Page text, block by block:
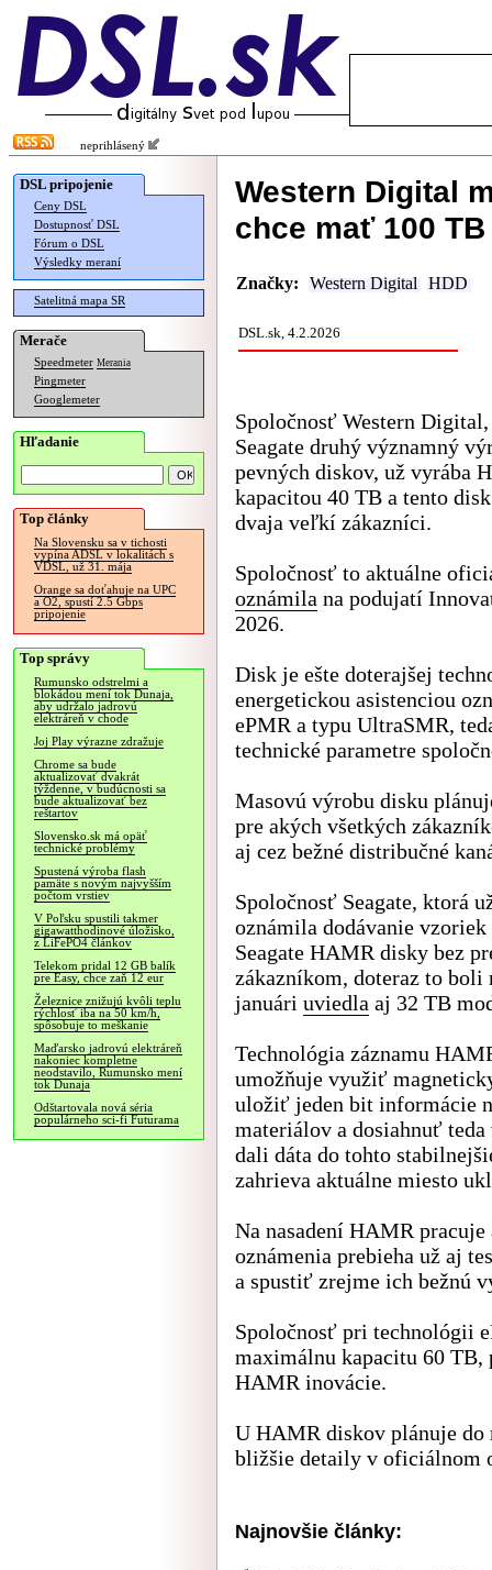
neprihlásený
DSL pripojenie
Ceny DSL
Dostupnosť DSL
Fórum o DSL
Výsledky meraní
Satelitná mapa SR
Merače
Speedmeter Merania
Pingmeter
Googlemeter
Hľadanie
Top články
Na Slovensku sa v tichosti
vypína ADSL v lokalitách s
VDSL, už 31. mája
Orange sa doťahuje na UPC
a O2, spustí 2.5 Gbps
pripojenie
Top správy
Rumunsko odstrelmi a
blokádou mení tok Dunaja,
aby udržalo jadrovú
elektráreň v chode
Joj Play výrazne zdražuje
Chrome sa bude
aktualizovať dvakrát
týždenne, v budúcnosti sa
bude aktualizovať bez
reštartov
Slovensko.sk má opäť
technické problémy
Spustená výroba flash
pamäte s novým najvyšším
počtom vrstiev
V Poľsku spustili takmer
gigawatthodinové úložisko,
z LiFePO4 článkov
Telekom pridal 12 GB balík
pre Easy, chce zaň 12 eur
Železnice znižujú kvôli teplu
rýchlosť iba na 50 km/h,
spôsobuje to meškanie
Maďarsko jadrovú elektráreň
nakoniec kompletne
neodstavilo, Rumunsko mení
tok Dunaja
Odštartovala nová séria
populárneho sci-fi Futurama
Western Digital
chce mať 100 TB
Značky: Western Digital HDD
DSL.sk, 4.2.2026
Spoločnosť Western
Seagate druhý významný
pevných diskov, už vyrába
kapacitou 40 TB a tento
dvaja veľkí zákazníci.
Spoločnosť to aktuálne
oznámila na podujatí
2026.
Disk je ešte doterajšej
energetickou asistenciou
ePMR a typu UltraSMR,
technické parametre
Masovú výrobu disku
pre akých všetkých
aj cez bežné distribučné
Spoločnosť Seagate, ktorá
oznámila dodávanie
Seagate HAMR disky bez
zákazníkom, doteraz to boli
januári uviedla aj 32 TB
Technológia záznamu
umožňuje využiť
uložiť jeden bit informácie
materiálov a dosiahnuť
dali dáta do tohto
zahrieva aktuálne miesto
Na nasadení HAMR
oznámenia prebieha už aj
a spustiť zrejme ich bežnú
Spoločnosť pri technológii
maximálnu kapacitu 60
HAMR inovácie.
U HAMR diskov plánuje do
bližšie detaily v oficiálnom
Najnovšie články: